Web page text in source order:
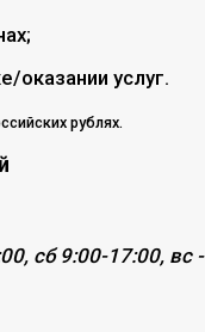
оказании услуг.
рублях.
сб 9:00-17:00, вс -